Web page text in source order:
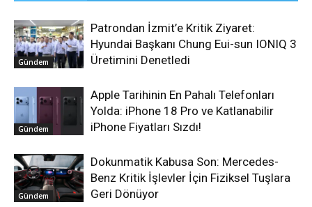
Gündem
Patrondan İzmit’e Kritik Ziyaret:
Hyundai Başkanı Chung Eui-sun IONIQ 3
Üretimini Denetledi
Gündem
Apple Tarihinin En Pahalı Telefonları
Yolda: iPhone 18 Pro ve Katlanabilir
iPhone Fiyatları Sızdı!
Gündem
Dokunmatik Kabusa Son: Mercedes-
Benz Kritik İşlevler İçin Fiziksel Tuşlara
Geri Dönüyor